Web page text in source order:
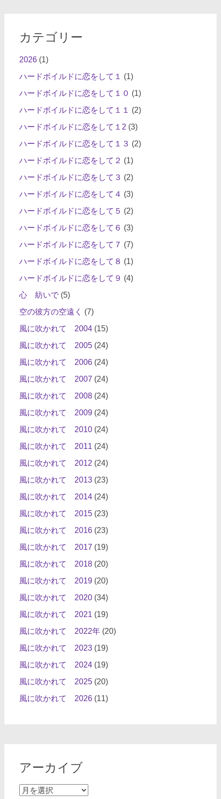
カテゴリー
2026(1)
ハードボイルドに恋をして１
(1)
ハードボイルドに恋をして１０ (1)
ハードボイルドに恋をして１１
(2)
ハードボイルドに恋をして１2 (3)
ハードボイルドに恋をして１３ (2)
ハードボイルドに恋をして２ (1)
ハードボイルドに恋をして３ (2)
ハードボイルドに恋をして４ (3)
ハードボイルドに恋をして５ (2)
ハードボイルドに恋をして６ (3)
ハードボイルドに恋をして７ (7)
ハードボイルドに恋をして８ (1)
ハードボイルドに恋をして９ (4)
心 紡いで(5)
空の彼方の空遠く
(7)
風に吹かれて 2004(15)
風に吹かれて 2005(24)
風に吹かれて 2006(24)
風に吹かれて 2007 (24)
風に吹かれて 2008(24)
風に吹かれて 2009(24)
風に吹かれて 2010(24)
風に吹かれて 2011 (24)
風に吹かれて 2012 (24)
風に吹かれて 2013(23)
風に吹かれて 2014(24)
風に吹かれて 2015(23)
風に吹かれて 2016(23)
風に吹かれて 2017 (19)
風に吹かれて 2018(20)
風に吹かれて 2019(20)
風に吹かれて 2020(34)
風に吹かれて 2021 (19)
風に吹かれて 2022年(20)
風に吹かれて 2023(19)
風に吹かれて 2024(19)
風に吹かれて 2025(20)
風に吹かれて 2026(11)
アーカイブ
ア